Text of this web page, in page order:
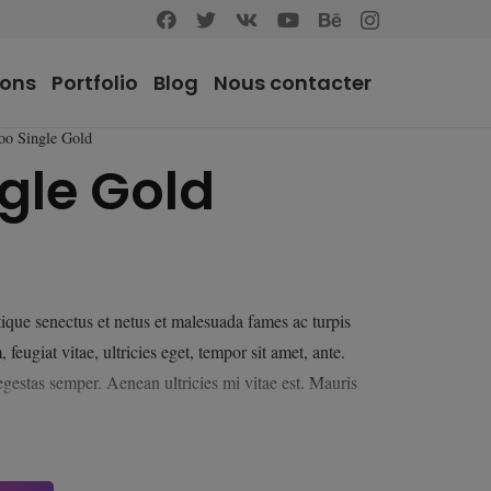
Portfolio Blog Nous contacter
Single Gold
Gold
senectus et netus et malesuada fames ac turpis
feugiat vitae, ultricies eget, tempor sit amet, ante.
semper. Aenean ultricies mi vitae est. Mauris